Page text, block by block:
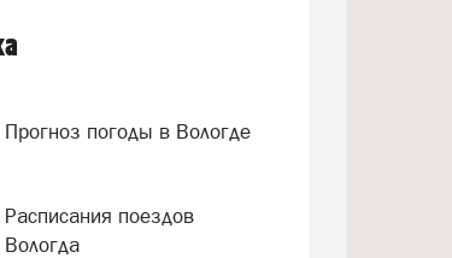
Прогноз погоды в Вологде
Расписания поездов
Вологда